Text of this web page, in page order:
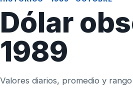
Dólar
1989
Valores diarios, promedio y